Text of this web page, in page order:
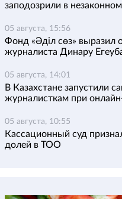
заподозрили в
05 августа, 15:56
Фонд «Әділ сөз» выразил
журналиста Динару
05 августа, 14:01
В Казахстане запустили
журналисткам при
05 августа, 10:55
Кассационный суд
долей в ТОО